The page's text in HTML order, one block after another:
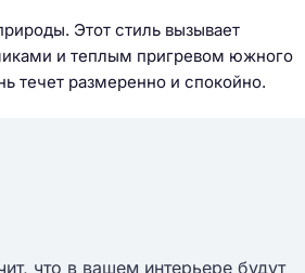
Этот стиль вызывает
и теплым пригревом южного
течет размеренно и спокойно.
что в вашем интерьере будут